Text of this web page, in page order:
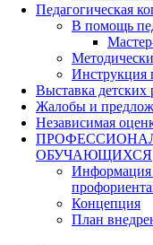
Педагогическая
В помощь
Инструкция
Выставка детских
Жалобы и
Независимая
ОБУЧАЮЩИХСЯ
Информация
Концепция
План